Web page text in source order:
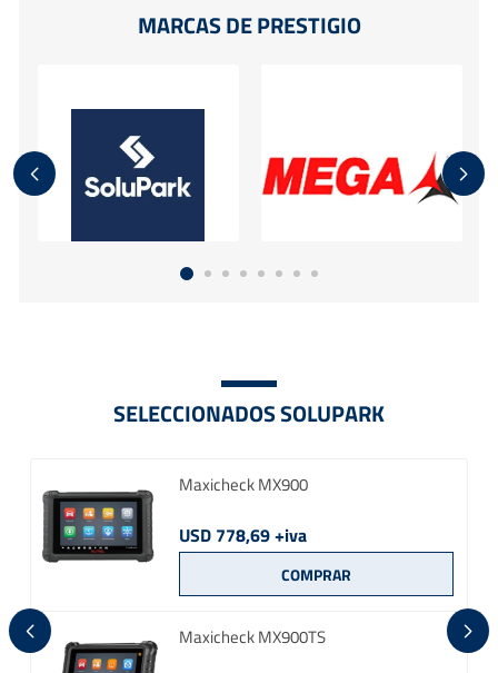
MARCAS DE PRESTIGIO
SELECCIONADOS SOLUPARK
Maxicheck MX900
USD 778,69 +iva
Maxicheck MX900TS